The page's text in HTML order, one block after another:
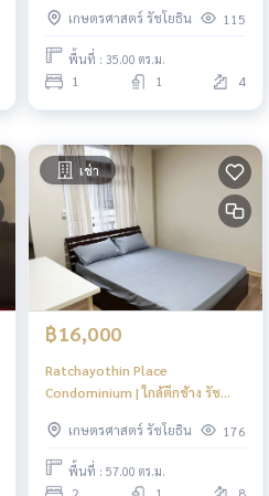
เกษตรศาสตร์ รัชโยธิน 115
พื้นที่ : 35.00 ตร.ม.
1 1 4
เช่า
฿16,000
Ratchayothin Place
Condominium | ใกล้ตึกช้าง รัช
เกษตรศาสตร์ รัชโยธิน
176
พื้นที่ : 57.00 ตร.ม.